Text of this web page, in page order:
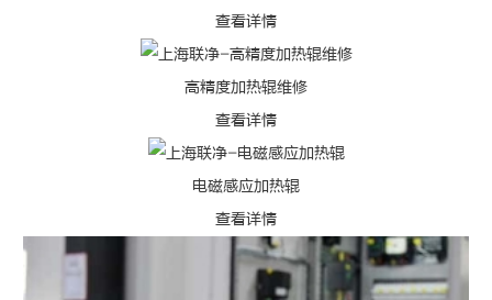
查看详情
高精度加热辊维修
查看详情
电磁感应加热辊
查看详情